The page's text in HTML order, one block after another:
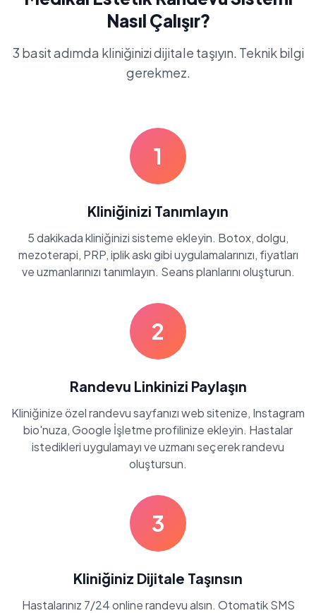
Nasıl Çalışır?
3 basit adımda kliniğinizi dijitale taşıyın. Teknik bilgi
gerekmez.
1
Kliniğinizi Tanımlayın
5 dakikada kliniğinizi sisteme ekleyin. Botox, dolgu,
mezoterapi, PRP, iplik askı gibi uygulamalarınızı, fiyatları
ve uzmanlarınızı tanımlayın. Seans planlarını oluşturun.
2
Randevu Linkinizi Paylaşın
Kliniğinize özel randevu sayfanızı web sitenize, Instagram
bio'nuza, Google İşletme profilinize ekleyin. Hastalar
istedikleri uygulamayı ve uzmanı seçerek randevu
oluştursun.
3
Kliniğiniz Dijitale Taşınsın
Hastalarınız 7/24 online randevu alsın. Otomatik SMS